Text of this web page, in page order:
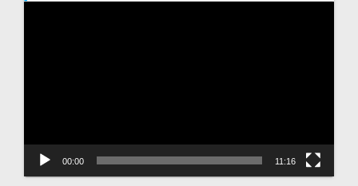
00:00 11:16